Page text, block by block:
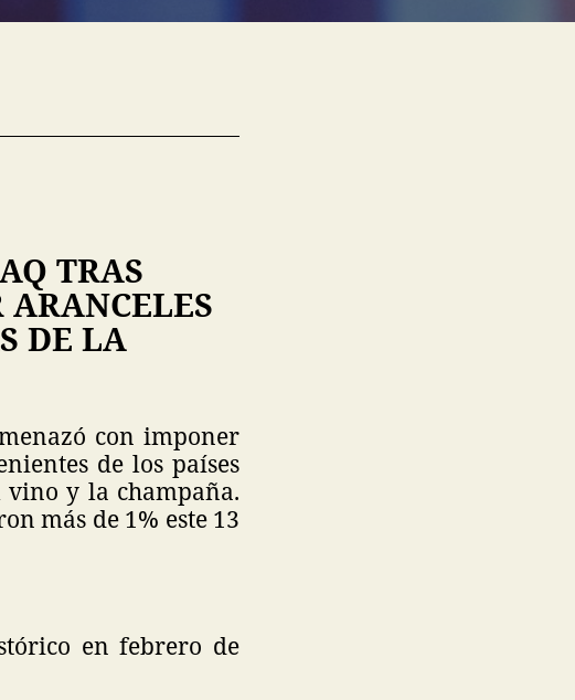
TRAS
DE LA
con imponer
de los países
y la champaña.
más de 1% este 13
en febrero de